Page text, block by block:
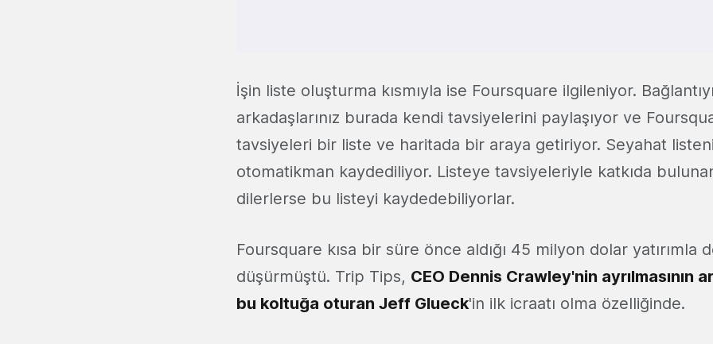
İşin liste oluşturma kısmıyla ise Foursquare ilgileniyor.
arkadaşlarınız burada kendi tavsiyelerini paylaşıyor ve
tavsiyeleri bir liste ve haritada bir araya getiriyor. Seyahat
otomatikman kaydediliyor. Listeye tavsiyeleriyle katkıda
dilerlerse bu listeyi kaydedebiliyorlar.
Foursquare kısa bir süre önce aldığı 45 milyon dolar yatırımla
düşürmüştü. Trip Tips, CEO Dennis Crawley'nin ayrılmasının
bu koltuğa oturan Jeff Glueck'in ilk icraatı olma özelliğinde.